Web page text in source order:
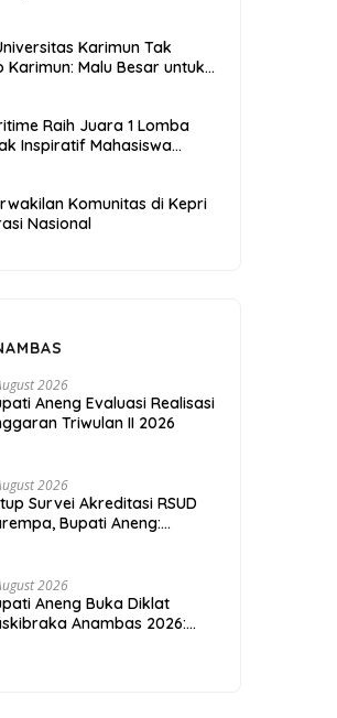
Karimun Tak
Karimun: Malu Besar untuk
Raih Juara 1 Lomba
Inspiratif Mahasiswa
Komunitas di Kepri
Nasional
2026
Aneng Evaluasi Realisasi
Triwulan II 2026
2026
Survei Akreditasi RSUD
Bupati Aneng:
2026
Aneng Buka Diklat
Anambas 2026: